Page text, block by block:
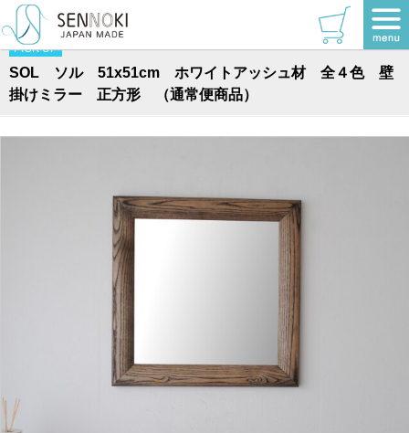
TOP >
PICK UP
SOL ソル 51x51cm ホワイトアッシュ材 全４色 壁
掛けミラー 正方形 （通常便商品）